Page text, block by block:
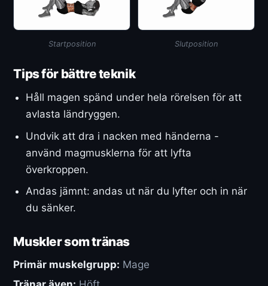
Startposition Slutposition
Tips för bättre teknik
Håll magen spänd under hela rörelsen för att
avlasta ländryggen.
Undvik att dra i nacken med händerna -
använd magmusklerna för att lyfta
överkroppen.
Andas jämnt: andas ut när du lyfter och in när
du sänker.
Muskler som tränas
Primär muskelgrupp: Mage